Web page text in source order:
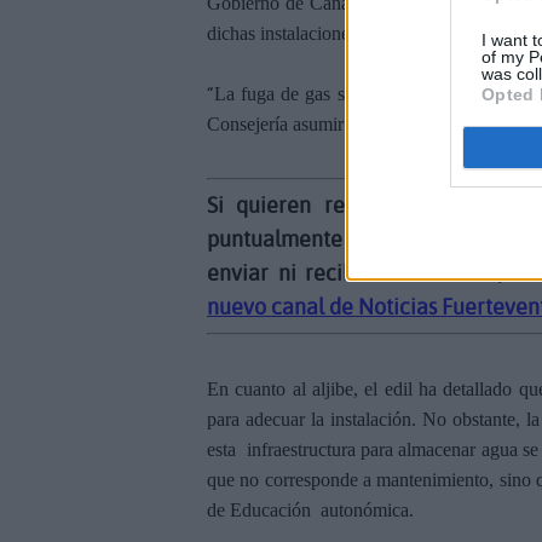
I want
of my
was
Opted
dichas instalaciones”.
“La fuga de gas se localiza en
Consejería asumir su reparación y
Si quieren recibir esta y toda
puntualmente a través de
enviar ni recibir comentarios,
nuevo canal de Noticias
En cuanto al aljibe, el edil ha detallado
para adecuar la instalación. No obstante,
esta infraestructura para almacenar agua
que no corresponde a mantenimiento,
de Educación autonómica.